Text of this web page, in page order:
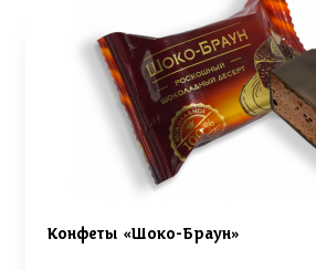
Конфеты «Шоко-Браун»